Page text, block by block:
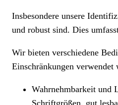
Insbesondere unsere
und robust sind. Dies
Wir bieten verschiedene
Einschränkungen verwendet
Wahrnehmbarkeit und
Schriftgrößen, gut